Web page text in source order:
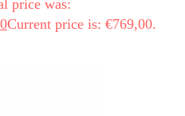
price was:
Current price is: €769,00.